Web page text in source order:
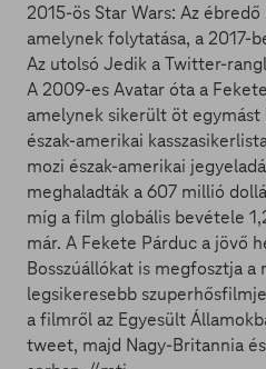
2015-ös Star Wars: Az
amelynek folytatása, a 2017-
Az utolsó Jedik a Twitter-
A 2009-es Avatar óta a
amelynek sikerült öt
észak-amerikai
mozi észak-amerikai
meghaladták a 607 millió
míg a film globális bevétele
már. A Fekete Párduc a jövő
Bosszúállókat is megfosztja a
legsikeresebb
a filmről az Egyesült
tweet, majd Nagy-Britannia